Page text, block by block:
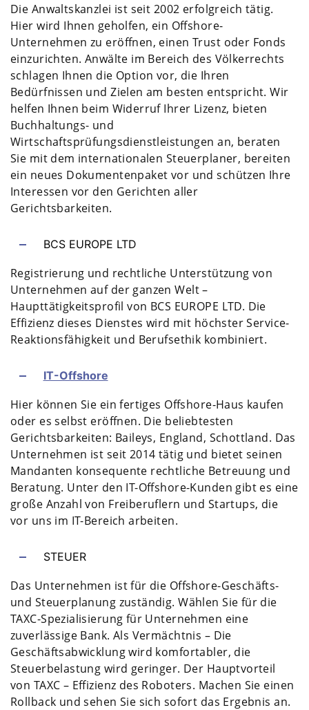
Die Anwaltskanzlei ist seit 2002 erfolgreich tätig.
Hier wird Ihnen geholfen, ein Offshore-
Unternehmen zu eröffnen, einen Trust oder Fonds
einzurichten. Anwälte im Bereich des Völkerrechts
schlagen Ihnen die Option vor, die Ihren
Bedürfnissen und Zielen am besten entspricht. Wir
helfen Ihnen beim Widerruf Ihrer Lizenz, bieten
Buchhaltungs- und
Wirtschaftsprüfungsdienstleistungen an, beraten
Sie mit dem internationalen Steuerplaner, bereiten
ein neues Dokumentenpaket vor und schützen Ihre
Interessen vor den Gerichten aller
Gerichtsbarkeiten.
BCS EUROPE LTD
Registrierung und rechtliche Unterstützung von
Unternehmen auf der ganzen Welt –
Haupttätigkeitsprofil von BCS EUROPE LTD. Die
Effizienz dieses Dienstes wird mit höchster Service-
Reaktionsfähigkeit und Berufsethik kombiniert.
IT-Offshore
Hier können Sie ein fertiges Offshore-Haus kaufen
oder es selbst eröffnen. Die beliebtesten
Gerichtsbarkeiten: Baileys, England, Schottland. Das
Unternehmen ist seit 2014 tätig und bietet seinen
Mandanten konsequente rechtliche Betreuung und
Beratung. Unter den IT-Offshore-Kunden gibt es eine
große Anzahl von Freiberuflern und Startups, die
vor uns im IT-Bereich arbeiten.
STEUER
Das Unternehmen ist für die Offshore-Geschäfts-
und Steuerplanung zuständig. Wählen Sie für die
TAXC-Spezialisierung für Unternehmen eine
zuverlässige Bank. Als Vermächtnis – Die
Geschäftsabwicklung wird komfortabler, die
Steuerbelastung wird geringer. Der Hauptvorteil
von TAXC – Effizienz des Roboters. Machen Sie einen
Rollback und sehen Sie sich sofort das Ergebnis an.